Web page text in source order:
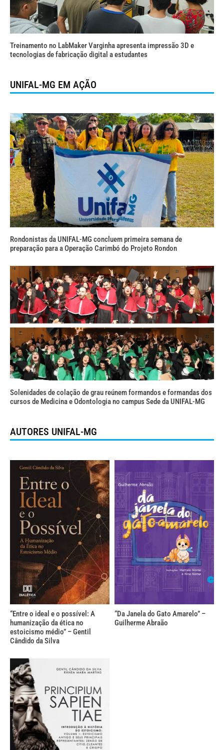
Treinamento no LabMaker Varginha apresenta impressão 3D e
tecnologias de fabricação digital a estudantes
UNIFAL-MG EM AÇÃO
Rondonistas da UNIFAL-MG concluem primeira semana de
preparação para a Operação Carimbó do Projeto Rondon
Solenidades de colação de grau reúnem formandos e formandas dos
cursos de Medicina e Odontologia no campus Sede da UNIFAL-MG
AUTORES UNIFAL-MG
“Entre o ideal e o possível: A
humanização da ética no
estoicismo médio” – Gentil
Cândido da Silva
“Da Janela do Gato Amarelo” –
Guilherme Abraão